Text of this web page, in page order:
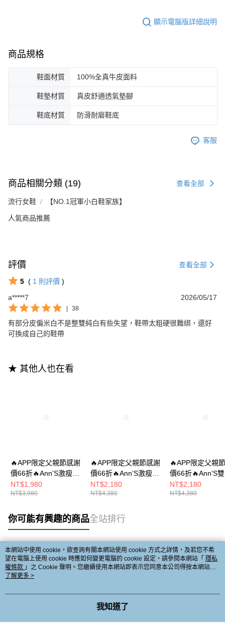
顯示電腦版詳細說明
商品規格
鞋面材質 100%全真牛皮面料
鞋墊材質 真皮舒適透氣墊腳
鞋底材質 防滑耐磨鞋底
客服
商品相關分類 (19) 查看全部
流行女鞋 【NO.1冠軍小白鞋家族】
人氣商品推薦
評價 查看全部
5 ( 1 則評價 )
a*****7
2026/05/17
| 38
有部分皮偏米白不是整雙純白有些失望，鞋帶太粗硬很難綁，還好
可換成自己的鞋帶
★ 其他人也在看
🔥APP限定父親節感謝
價66折🔥Ann’S激瘦第
三代!!!全真牛皮Z繞帶
厚底小白鞋-黑
NT$1,980
NT$3,980
🔥APP限定父親節感謝
價66折🔥Ann’S激瘦第
三代!寬版鞋帶拼接牛
麂皮真皮厚底小白鞋
NT$2,180
NT$4,380
🔥APP限定父親
價66折🔥Ann’S
石魔鬼氈 真皮奶
底小白鞋5cm-白
NT$2,180
NT$4,380
你可能有興趣的商品全站排行
熱門標籤
本網站中使用 cookie，欲查詢有關本網站使用 cookie 方式之詳情，及若您不希
望在電腦上使用 cookie 時應如何變更電腦的 cookie 設定，請參閱本網站「 隱私
權條款 」之 Cookie 聲明。您繼續使用本網站即表示您同意本公司得按本網站使
用條款之 Cookie 聲明使用 cookie。
了解更多 >
我知道了